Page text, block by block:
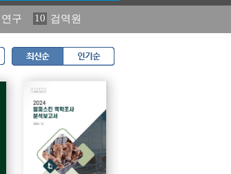
연구 10 검역원
19 농림수산